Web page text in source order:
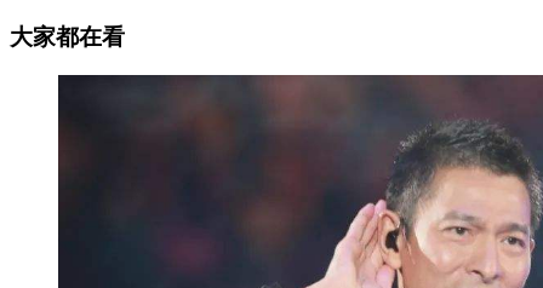
大家都在看